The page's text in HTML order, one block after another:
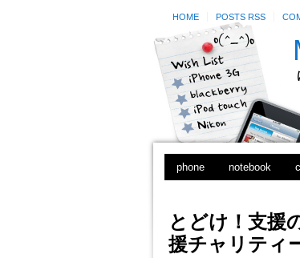
HOME POSTS RSS
phone notebook
とどけ！支援
援チャリティ